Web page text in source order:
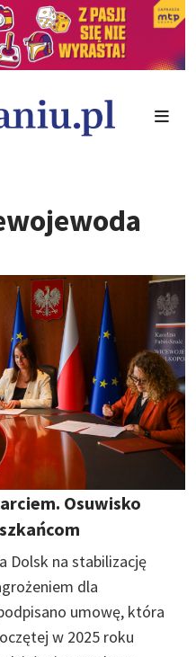
Osuwisko
Dolsk na stabilizację
dla
umowę, która
w 2025 roku